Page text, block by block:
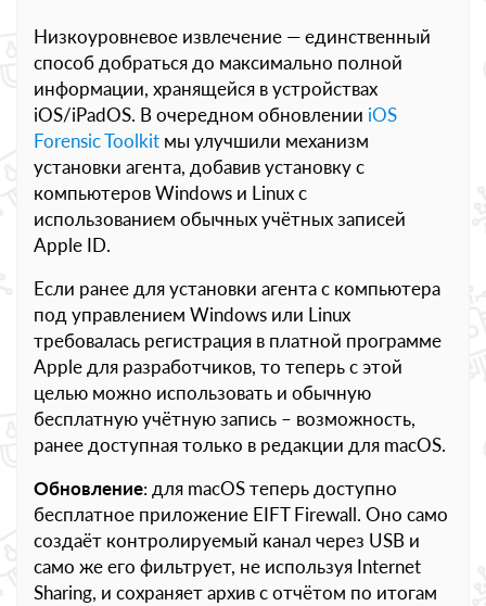
Низкоуровневое извлечение — единственный
способ добраться до максимально полной
информации, хранящейся в устройствах
iOS/iPadOS. В очередном обновлении iOS
Forensic Toolkit мы улучшили механизм
установки агента, добавив установку с
компьютеров Windows и Linux с
использованием обычных учётных записей
Apple ID.
Если ранее для установки агента с компьютера
под управлением Windows или Linux
требовалась регистрация в платной программе
Apple для разработчиков, то теперь с этой
целью можно использовать и обычную
бесплатную учётную запись – возможность,
ранее доступная только в редакции для macOS.
Обновление: для macOS теперь доступно
бесплатное приложение EIFT Firewall. Оно само
создаёт контролируемый канал через USB и
само же его фильтрует, не используя Internet
Sharing, и сохраняет архив с отчётом по итогам